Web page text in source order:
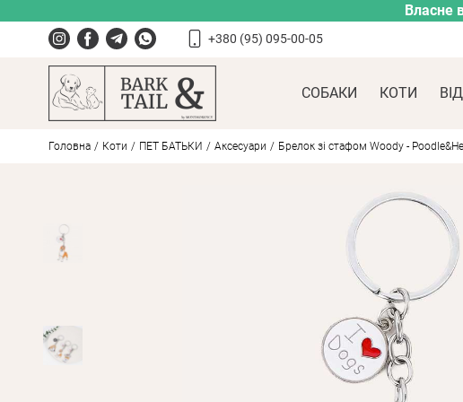
Власне
+380 (95) 095-00-05
СОБАКИ КОТИ
Головна Коти ПЕT БАТЬКИ Аксесуари Брелок зі стафом Woody -